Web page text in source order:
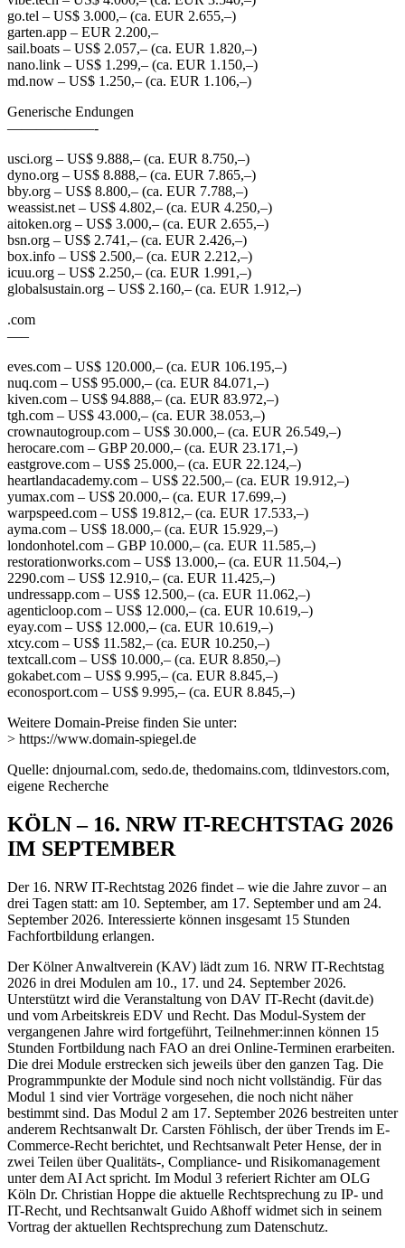
go.tel – US$ 3.000,– (ca. EUR 2.655,–)
garten.app – EUR 2.200,–
sail.boats – US$ 2.057,– (ca. EUR 1.820,–)
nano.link – US$ 1.299,– (ca. EUR 1.150,–)
md.now – US$ 1.250,– (ca. EUR 1.106,–)
Generische Endungen
——————-
usci.org – US$ 9.888,– (ca. EUR 8.750,–)
dyno.org – US$ 8.888,– (ca. EUR 7.865,–)
bby.org – US$ 8.800,– (ca. EUR 7.788,–)
weassist.net – US$ 4.802,– (ca. EUR 4.250,–)
aitoken.org – US$ 3.000,– (ca. EUR 2.655,–)
bsn.org – US$ 2.741,– (ca. EUR 2.426,–)
box.info – US$ 2.500,– (ca. EUR 2.212,–)
icuu.org – US$ 2.250,– (ca. EUR 1.991,–)
globalsustain.org – US$ 2.160,– (ca. EUR 1.912,–)
.com
—–
eves.com – US$ 120.000,– (ca. EUR 106.195,–)
nuq.com – US$ 95.000,– (ca. EUR 84.071,–)
kiven.com – US$ 94.888,– (ca. EUR 83.972,–)
tgh.com – US$ 43.000,– (ca. EUR 38.053,–)
crownautogroup.com – US$ 30.000,– (ca. EUR 26.549,–)
herocare.com – GBP 20.000,– (ca. EUR 23.171,–)
eastgrove.com – US$ 25.000,– (ca. EUR 22.124,–)
heartlandacademy.com – US$ 22.500,– (ca. EUR 19.912,–)
yumax.com – US$ 20.000,– (ca. EUR 17.699,–)
warpspeed.com – US$ 19.812,– (ca. EUR 17.533,–)
ayma.com – US$ 18.000,– (ca. EUR 15.929,–)
londonhotel.com – GBP 10.000,– (ca. EUR 11.585,–)
restorationworks.com – US$ 13.000,– (ca. EUR 11.504,–)
2290.com – US$ 12.910,– (ca. EUR 11.425,–)
undressapp.com – US$ 12.500,– (ca. EUR 11.062,–)
agenticloop.com – US$ 12.000,– (ca. EUR 10.619,–)
eyay.com – US$ 12.000,– (ca. EUR 10.619,–)
xtcy.com – US$ 11.582,– (ca. EUR 10.250,–)
textcall.com – US$ 10.000,– (ca. EUR 8.850,–)
gokabet.com – US$ 9.995,– (ca. EUR 8.845,–)
econosport.com – US$ 9.995,– (ca. EUR 8.845,–)
Weitere Domain-Preise finden Sie unter:
> https://www.domain-spiegel.de
Quelle: dnjournal.com, sedo.de, thedomains.com, tldinvestors.com,
eigene Recherche
KÖLN – 16. NRW IT-RECHTSTAG 2026
IM SEPTEMBER
Der 16. NRW IT-Rechtstag 2026 findet – wie die Jahre zuvor – an
drei Tagen statt: am 10. September, am 17. September und am 24.
September 2026. Interessierte können insgesamt 15 Stunden
Fachfortbildung erlangen.
Der Kölner Anwaltverein (KAV) lädt zum 16. NRW IT-Rechtstag
2026 in drei Modulen am 10., 17. und 24. September 2026.
Unterstützt wird die Veranstaltung von DAV IT-Recht (davit.de)
und vom Arbeitskreis EDV und Recht. Das Modul-System der
vergangenen Jahre wird fortgeführt, Teilnehmer:innen können 15
Stunden Fortbildung nach FAO an drei Online-Terminen erarbeiten.
Die drei Module erstrecken sich jeweils über den ganzen Tag. Die
Programmpunkte der Module sind noch nicht vollständig. Für das
Modul 1 sind vier Vorträge vorgesehen, die noch nicht näher
bestimmt sind. Das Modul 2 am 17. September 2026 bestreiten unter
anderem Rechtsanwalt Dr. Carsten Föhlisch, der über Trends im E-
Commerce-Recht berichtet, und Rechtsanwalt Peter Hense, der in
zwei Teilen über Qualitäts-, Compliance- und Risikomanagement
unter dem AI Act spricht. Im Modul 3 referiert Richter am OLG
Köln Dr. Christian Hoppe die aktuelle Rechtsprechung zu IP- und
IT-Recht, und Rechtsanwalt Guido Aßhoff widmet sich in seinem
Vortrag der aktuellen Rechtsprechung zum Datenschutz.